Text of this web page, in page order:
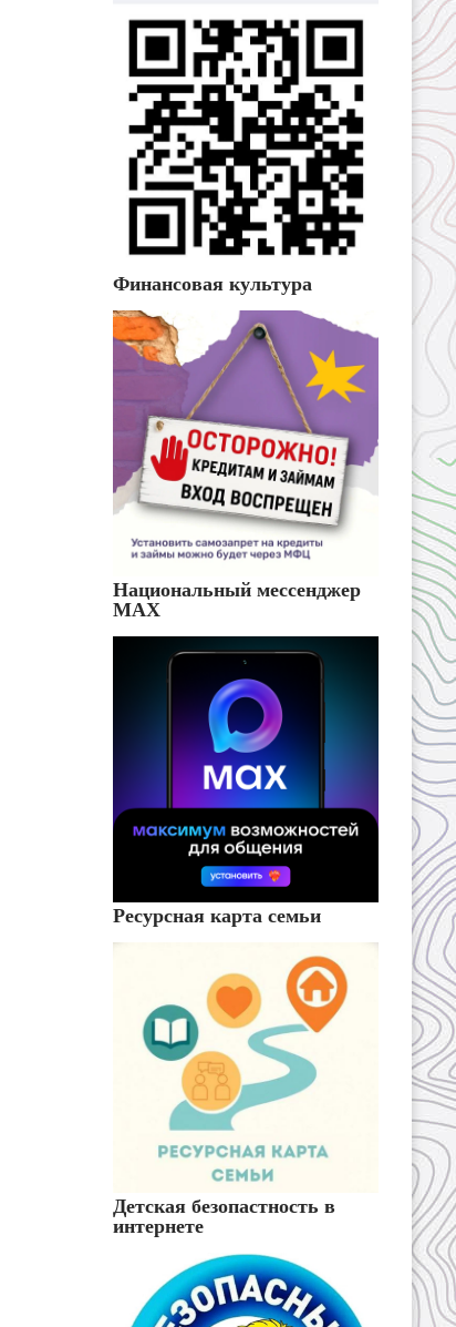
Финансовая культура
Национальный мессенджер
MAX
Ресурсная карта семьи
Детская безопастность в
интернете